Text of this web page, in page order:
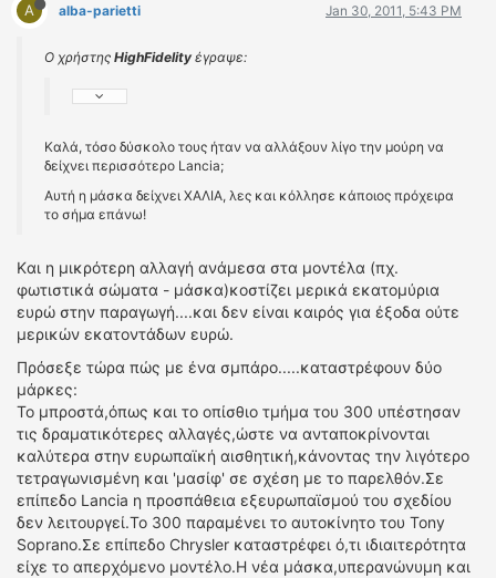
A alba-parietti Jan 30, 2011, 5:43 PM
Ο χρήστης HighFidelity έγραψε:
Καλά, τόσο δύσκολο τους ήταν να αλλάξουν λίγο την μούρη να
δείχνει περισσότερο Lancia;
Αυτή η μάσκα δείχνει ΧΑΛΙΑ, λες και κόλλησε κάποιος πρόχειρα
το σήμα επάνω!
Kαι η μικρότερη αλλαγή ανάμεσα στα μοντέλα (πχ.
φωτιστικά σώματα - μάσκα)κοστίζει μερικά εκατομύρια
ευρώ στην παραγωγή....και δεν είναι καιρός για έξοδα ούτε
μερικών εκατοντάδων ευρώ.
Πρόσεξε τώρα πώς με ένα σμπάρο.....καταστρέφουν δύο
μάρκες:
Το μπροστά,όπως και το οπίσθιο τμήμα του 300 υπέστησαν
τις δραματικότερες αλλαγές,ώστε να ανταποκρίνονται
καλύτερα στην ευρωπαϊκή αισθητική,κάνοντας την λιγότερο
τετραγωνισμένη και 'μασίφ' σε σχέση με το παρελθόν.Σε
επίπεδο Lancia η προσπάθεια εξευρωπαϊσμού του σχεδίου
δεν λειτουργεί.Το 300 παραμένει το αυτοκίνητο του Tony
Soprano.Σε επίπεδο Chrysler καταστρέφει ό,τι ιδιαιτερότητα
είχε το απερχόμενο μοντέλο.Η νέα μάσκα,υπερανώνυμη και